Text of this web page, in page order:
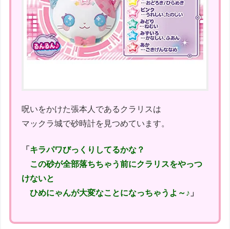
呪いをかけた張本人であるクラリスは
マックラ城で砂時計を見つめています。
「 キラパワびっくりしてるかな？
この砂が全部落ちちゃう前にクラリスをやっつ
けないと
ひめにゃんが大変なことになっちゃうよ～♪ 」